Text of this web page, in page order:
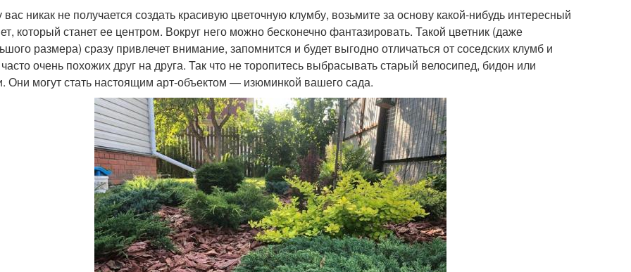
вас никак не получается создать красивую цветочную клумбу, возьмите за основу какой-нибудь интересный
который станет ее центром. Вокруг него можно бесконечно фантазировать. Такой цветник (даже
размера) сразу привлечет внимание, запомнится и будет выгодно отличаться от соседских клумб и
часто очень похожих друг на друга. Так что не торопитесь выбрасывать старый велосипед, бидон или
Они могут стать настоящим арт-объектом — изюминкой вашего сада.